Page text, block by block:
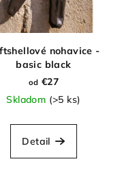
nohavice -
basic black
od €27
Skladom (>5 ks)
Detail